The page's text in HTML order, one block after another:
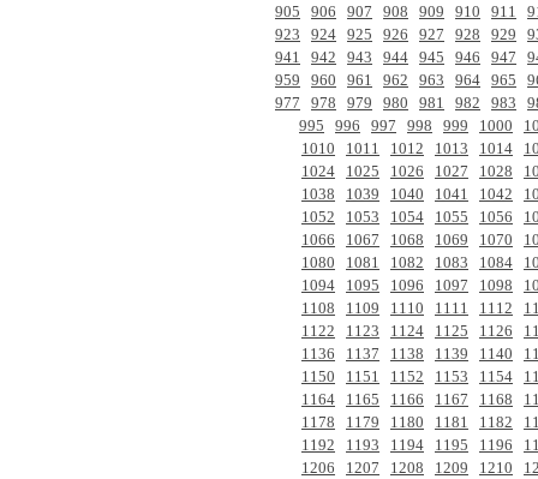
905
906 907 908 909 910 911
923
924 925 926 927 928 929
941
942 943 944 945 946 947
959
960 961 962 963 964 965
977
978 979 980 981 982 983
995
996 997 998 999 1000
1010
1011 1012 1013 1014
1024
1025 1026 1027 1028
1038
1039 1040 1041 1042
1052
1053 1054 1055 1056
1066
1067 1068 1069 1070
1080
1081 1082 1083 1084
1094
1095 1096 1097 1098
1108
1109 1110 1111 1112
1122
1123 1124 1125 1126
1136
1137 1138 1139 1140
1150
1151 1152 1153 1154
1164
1165 1166 1167 1168
1178
1179 1180 1181 1182
1192
1193 1194 1195 1196
1206
1207 1208 1209 1210